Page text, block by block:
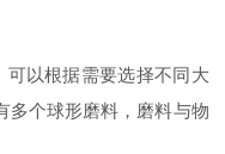
以根据需要选择不同大
多个球形磨料，磨料与物